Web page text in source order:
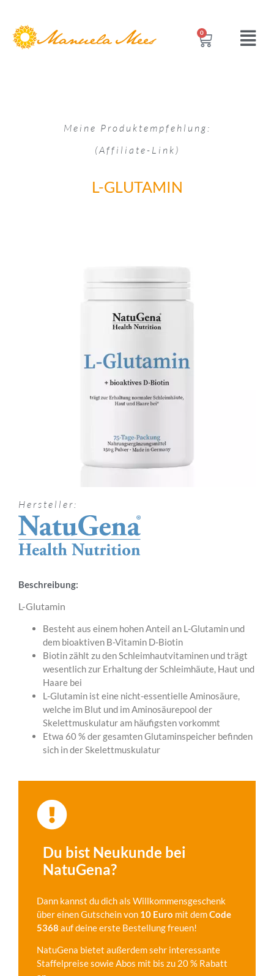
0
Meine Produktempfehlung:
(Affiliate-Link)
L-GLUTAMIN
Hersteller:
Beschreibung:
L-Glutamin
Besteht aus einem hohen Anteil an L-Glutamin und
dem bioaktiven B-Vitamin D-Biotin
Biotin zählt zu den Schleimhautvitaminen und trägt
wesentlich zur Erhaltung der Schleimhäute, Haut und
Haare bei
L-Glutamin ist eine nicht-essentielle Aminosäure,
welche im Blut und im Aminosäurepool der
Skelettmuskulatur am häufigsten vorkommt
Etwa 60 % der gesamten Glutaminspeicher befinden
sich in der Skelettmuskulatur
Du bist Neukunde bei
NatuGena?
Dann kannst du dich als Willkommensgeschenk
über einen Gutschein von 10 Euro mit demCode
5368 auf deine erste Bestellung freuen!
NatuGena bietet außerdem sehr interessante
Staffelpreise sowie Abos mit bis zu 20 % Rabatt